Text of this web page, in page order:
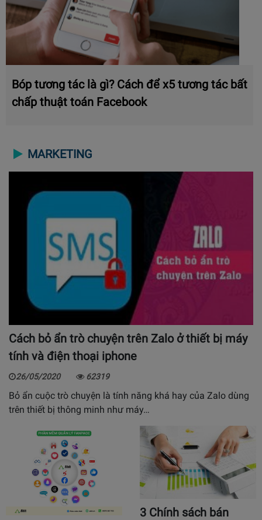
Bóp tương tác là gì? Cách để x5 tương tác bất
chấp thuật toán Facebook
MARKETING
Cách bỏ ẩn trò chuyện trên Zalo ở thiết bị máy
tính và điện thoại iphone
26/05/2020 62319
Bỏ ẩn cuộc trò chuyện là tính năng khá hay của Zalo dùng
trên thiết bị thông minh như máy…
3 Chính sách bán